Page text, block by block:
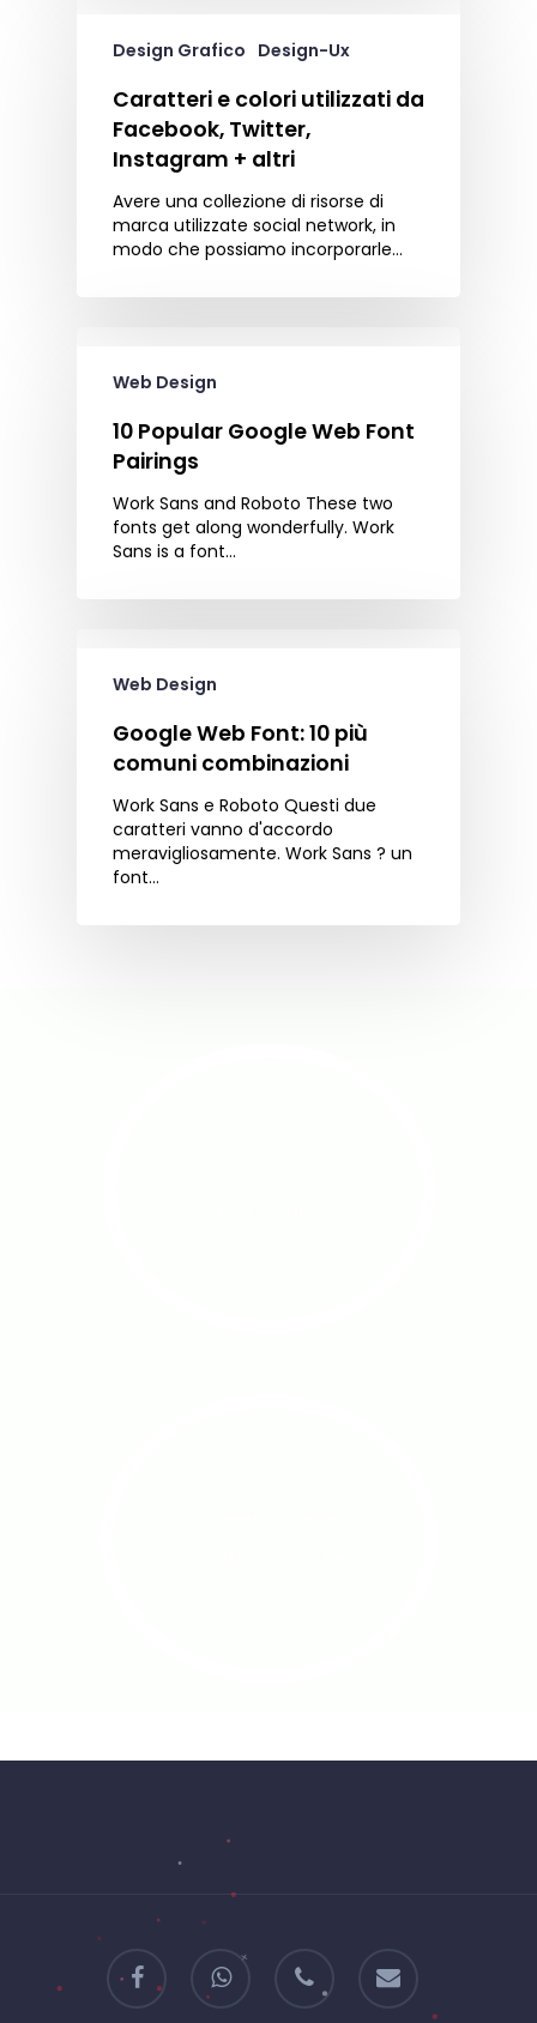
Design Grafico Design-Ux
Caratteri e colori utilizzati da
Facebook, Twitter,
Instagram + altri
Avere una collezione di risorse di
marca utilizzate social network, in
modo che possiamo incorporarle…
Web Design
10 Popular Google Web Font
Pairings
Work Sans and Roboto These two
fonts get along wonderfully. Work
Sans is a font…
Web Design
Google Web Font: 10 più
comuni combinazioni
Work Sans e Roboto Questi due
caratteri vanno d'accordo
meravigliosamente. Work Sans ? un
font…
facebook whatsapp phone